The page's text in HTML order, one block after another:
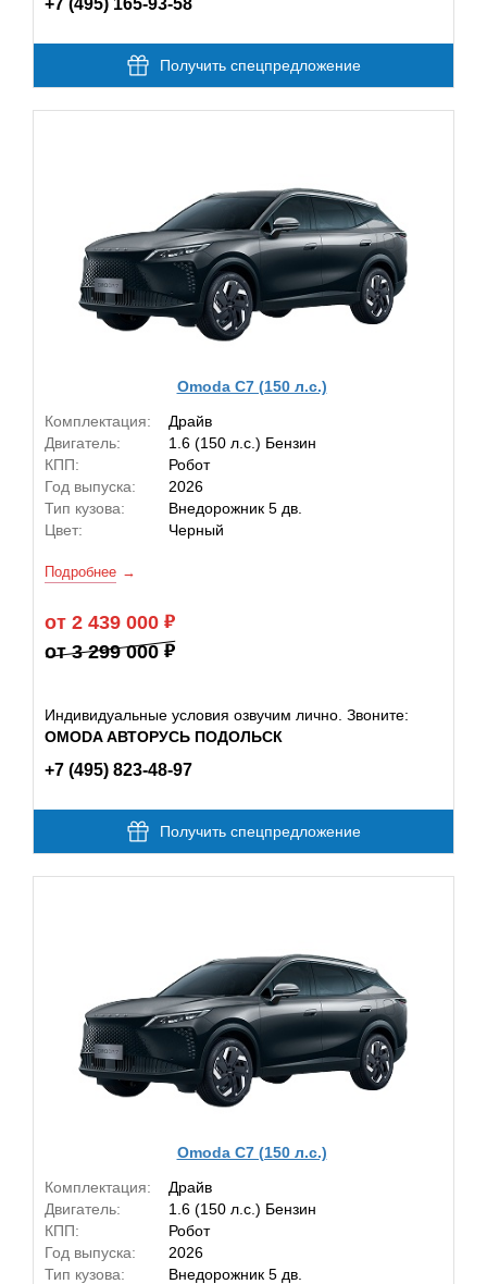
+7 (495) 165-93-58
Получить спецпредложение
Omoda C7 (150 л.с.)
Комплектация:
Драйв
Двигатель:
1.6 (150 л.с.) Бензин
КПП:
Робот
Год выпуска:
2026
Тип кузова:
Внедорожник 5 дв.
Цвет:
Черный
Подробнее
от 2 439 000
от 3 299 000
Индивидуальные условия озвучим лично. Звоните:
OMODA АВТОРУСЬ ПОДОЛЬСК
+7 (495) 823-48-97
Получить спецпредложение
Omoda C7 (150 л.с.)
Комплектация:
Драйв
Двигатель:
1.6 (150 л.с.) Бензин
КПП:
Робот
Год выпуска:
2026
Тип кузова:
Внедорожник 5 дв.